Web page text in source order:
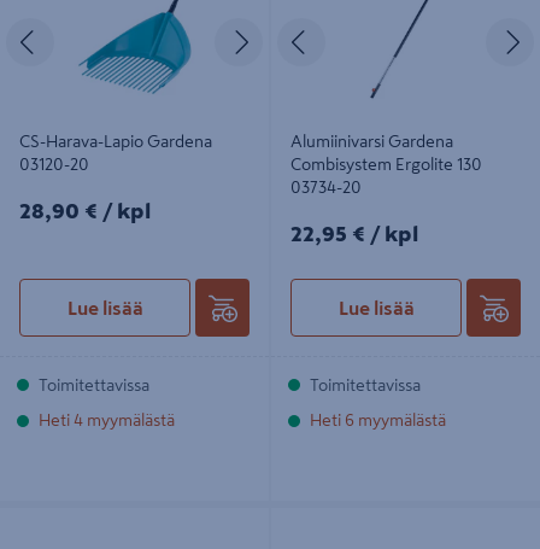
Seuraava
CS-Harava-Lapio Gardena
03120-20
28,90€/kpl
28,90 € / kpl
Lue lisää
Toimitettavissa
Heti 4 myymälästä
Alumiinivarsi Gardena
Combisystem Ergolite 130
03734-20
22,95€/kpl
22,95 € / kpl
Lue lisää
Toimitettavissa
Heti 6 myymälästä